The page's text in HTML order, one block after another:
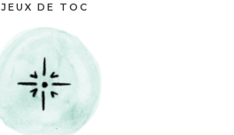
JEUX DE TOC